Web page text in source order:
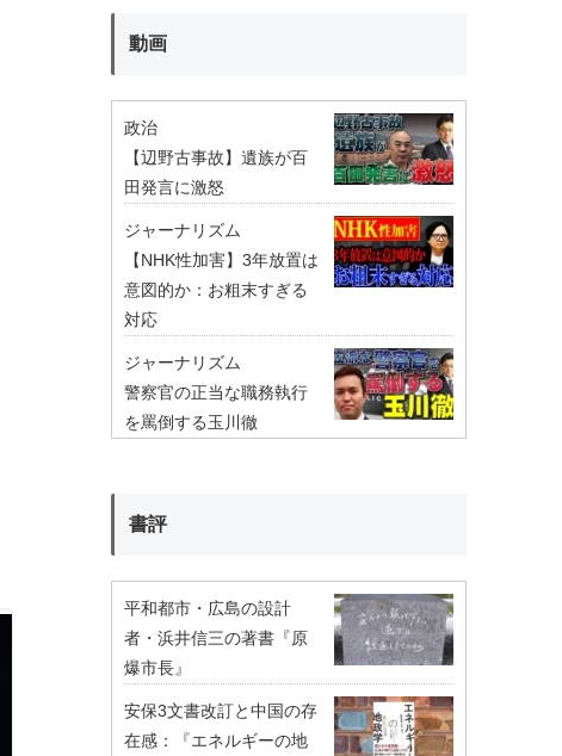
動画
政治
【辺野古事故】遺族が百
田発言に激怒
ジャーナリズム
【NHK性加害】3年放置は
意図的か：お粗末すぎる
対応
ジャーナリズム
警察官の正当な職務執行
を罵倒する玉川徹
書評
平和都市・広島の設計
者・浜井信三の著書『原
爆市長』
安保3文書改訂と中国の存
在感：『エネルギーの地